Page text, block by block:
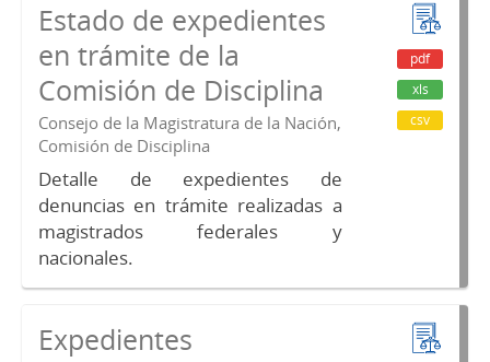
Estado de expedientes
en trámite de la
Comisión de Disciplina
Consejo de la Magistratura de la Nación,
Comisión de Disciplina
Detalle de expedientes de
denuncias en trámite realizadas a
magistrados federales y
nacionales.
pdf
xls
csv
Expedientes